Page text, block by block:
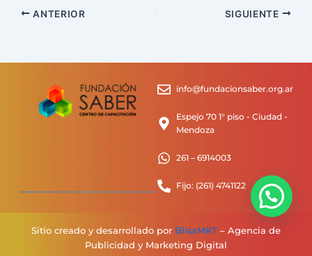
ANTERIOR SIGUIENTE
info@fundacionsaber.org.ar
Espejo 70 1° piso - Ciudad -
Mendoza
261 – 6914003
Fijo: (261) 4741122
Sitio creado y desarrollado por BlissMKT – Agencia de
Publicidad y Marketing Digital